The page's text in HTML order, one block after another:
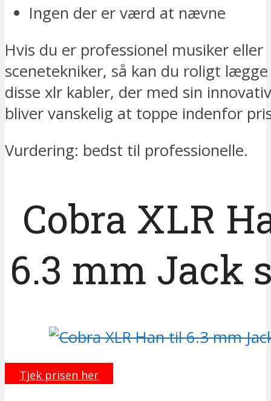
Ingen der er værd at nævne
Hvis du er professionel musiker eller
scenetekniker, så kan du roligt
disse xlr kabler, der med sin
bliver vanskelig at toppe indenfor
Vurdering: bedst til professionelle.
Cobra XLR
6.3 mm Jack
Tjek prisen her